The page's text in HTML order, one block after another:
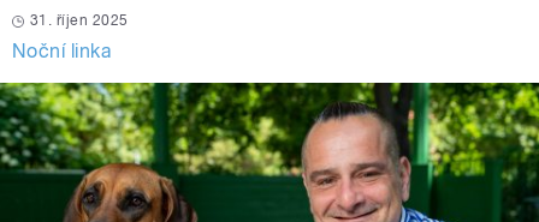
31. říjen 2025
Noční linka